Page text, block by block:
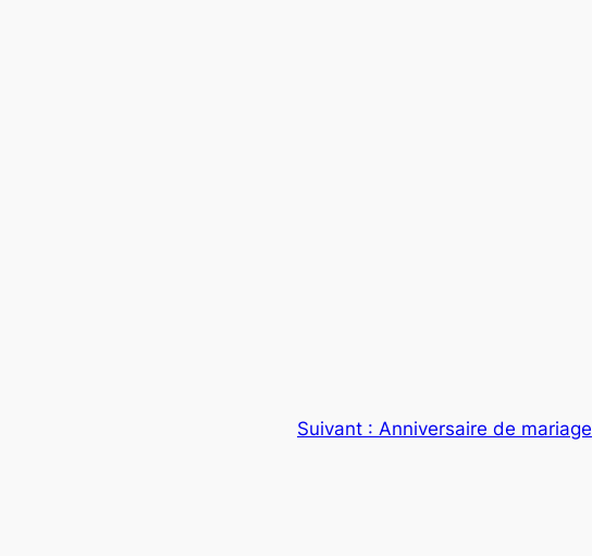
Suivant : Anniversaire de mariage